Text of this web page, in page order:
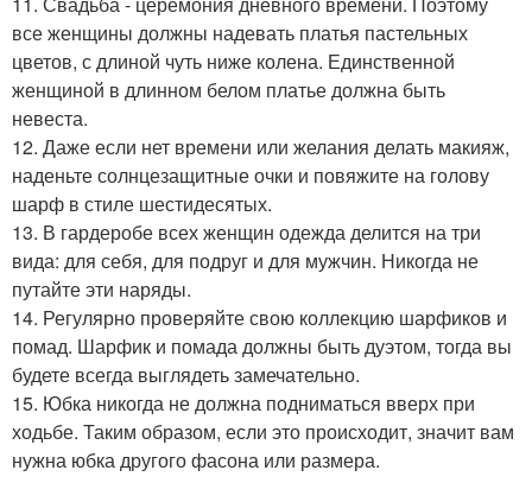
все женщины должны надевать платья пастельных
цветов, с длиной чуть ниже колена. Единственной
женщиной в длинном белом платье должна быть
невеста.
12. Даже если нет времени или желания делать макияж,
наденьте солнцезащитные очки и повяжите на голову
шарф в стиле шестидесятых.
13. В гардеробе всех женщин одежда делится на три
вида: для себя, для подруг и для мужчин. Никогда не
путайте эти наряды.
14. Регулярно проверяйте свою коллекцию шарфиков и
помад. Шарфик и помада должны быть дуэтом, тогда вы
будете всегда выглядеть замечательно.
15. Юбка никогда не должна подниматься вверх при
ходьбе. Таким образом, если это происходит, значит вам
нужна юбка другого фасона или размера.